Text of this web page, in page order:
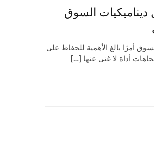
ديناميكيات السوق
أمرًا بالغ الأهمية للحفاظ على
أداة لا غنى عنها […]